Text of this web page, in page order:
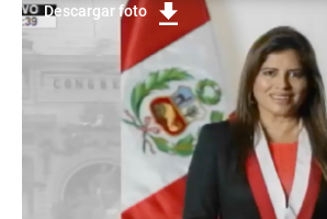
Descargar foto